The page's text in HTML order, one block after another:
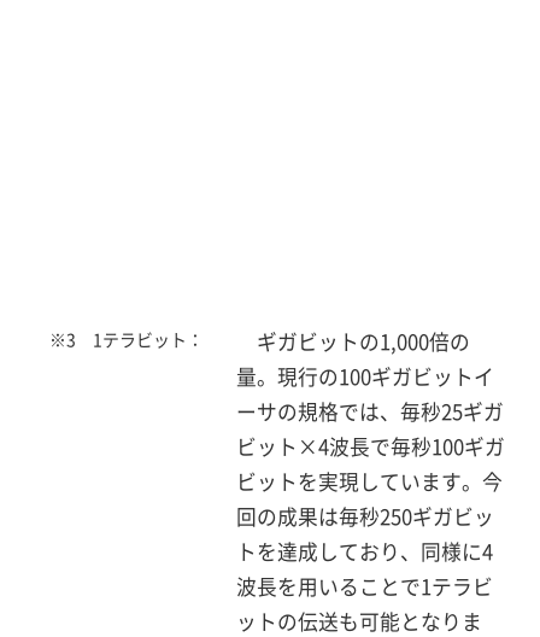
※3 1テラビット：
ギガビットの1,000倍の
量。現行の100ギガビットイ
ーサの規格では、毎秒25ギガ
ビット×4波長で毎秒100ギガ
ビットを実現しています。今
回の成果は毎秒250ギガビッ
トを達成しており、同様に4
波長を用いることで1テラビ
ットの伝送も可能となりま